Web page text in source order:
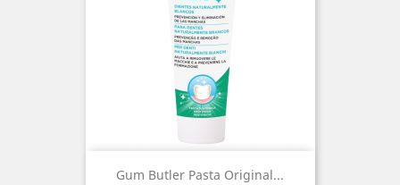
Gum Butler Pasta Original...